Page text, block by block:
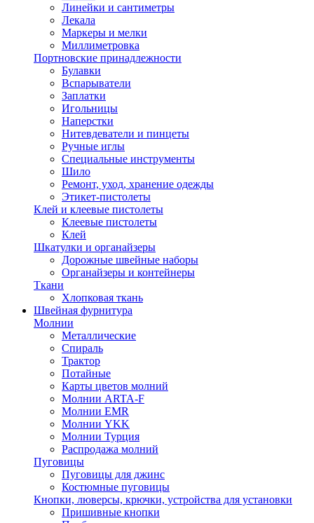
Линейки и сантиметры
Лекала
Маркеры и мелки
Миллиметровка
Портновские принадлежности
Булавки
Вспарыватели
Заплатки
Игольницы
Наперстки
Нитевдеватели и пинцеты
Ручные иглы
Специальные инструменты
Шило
Ремонт, уход, хранение одежды
Этикет-пистолеты
Клей и клеевые пистолеты
Клеевые пистолеты
Клей
Шкатулки и органайзеры
Дорожные швейные наборы
Органайзеры и контейнеры
Ткани
Хлопковая ткань
Швейная фурнитура
Молнии
Металлические
Спираль
Трактор
Потайные
Карты цветов молний
Молнии ARTA-F
Молнии EMR
Молнии YKK
Молнии Турция
Распродажа молний
Пуговицы
Пуговицы для джинс
Костюмные пуговицы
Кнопки, люверсы, крючки, устройства для установки
Пришивные кнопки